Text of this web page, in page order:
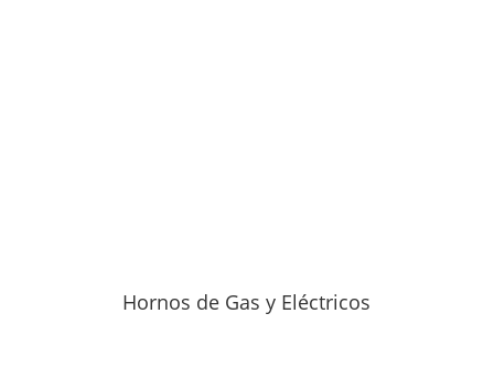
Hornos de Gas y Eléctricos